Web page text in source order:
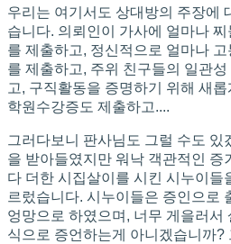
우리는 여기서도 상대방의 주장에
습니다. 의뢰인이 가사에 얼마나
를 제출하고, 정신적으로 얼마나
를 제출하고, 주위 친구들의 일관
고, 구직활동을 증명하기 위해 새
학원수강증도 제출하고....
그러다보니 판사님도 그럴 수도 있
을 받아들였지만 워낙 객관적인 증
다 더한 시집살이를 시킨 시누이들
르렀습니다. 시누이들은 증인으로
엉망으로 하였으며, 너무 게을러서
식으로 증언하는게 아니겠습니까?